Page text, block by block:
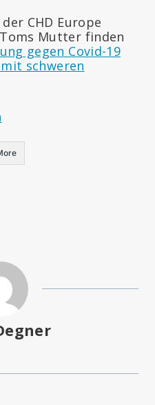
CHD Europe
Mutter finden
gegen Covid-19
schweren